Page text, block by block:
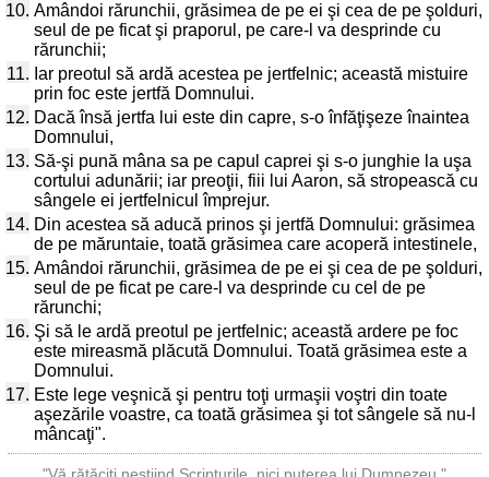
10. Amândoi rărunchii, grăsimea de pe ei şi cea de pe şolduri,
seul de pe ficat şi praporul, pe care-l va desprinde cu
rărunchii;
11. Iar preotul să ardă acestea pe jertfelnic; această mistuire
prin foc este jertfă Domnului.
12. Dacă însă jertfa lui este din capre, s-o înfăţişeze înaintea
Domnului,
13. Să-şi pună mâna sa pe capul caprei şi s-o junghie la uşa
cortului adunării; iar preoţii, fiii lui Aaron, să stropească cu
sângele ei jertfelnicul împrejur.
14. Din acestea să aducă prinos şi jertfă Domnului: grăsimea
de pe măruntaie, toată grăsimea care acoperă intestinele,
15. Amândoi rărunchii, grăsimea de pe ei şi cea de pe şolduri,
seul de pe ficat pe care-l va desprinde cu cel de pe
rărunchi;
16. Şi să le ardă preotul pe jertfelnic; această ardere pe foc
este mireasmă plăcută Domnului. Toată grăsimea este a
Domnului.
17. Este lege veşnică şi pentru toţi urmaşii voştri din toate
aşezările voastre, ca toată grăsimea şi tot sângele să nu-l
mâncaţi".